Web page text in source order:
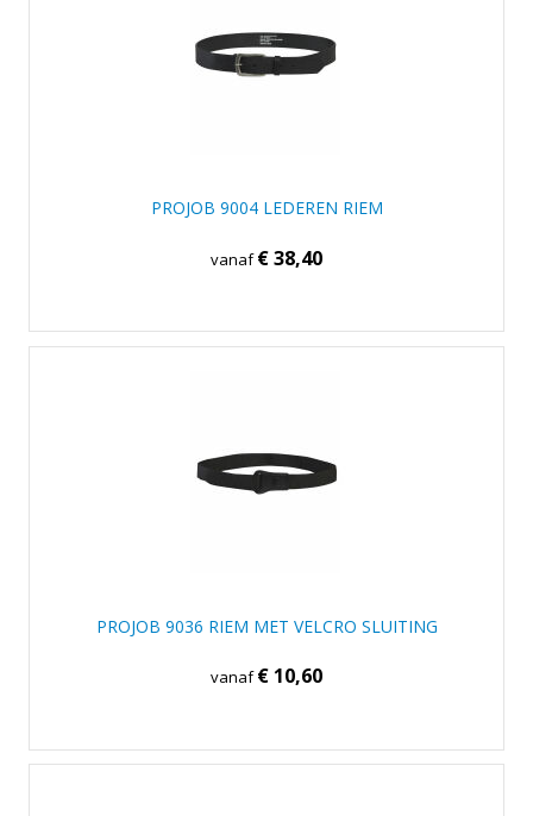
PROJOB 9004 LEDEREN RIEM
vanaf€ 38,40
PROJOB 9036 RIEM MET VELCRO SLUITING
vanaf€ 10,60